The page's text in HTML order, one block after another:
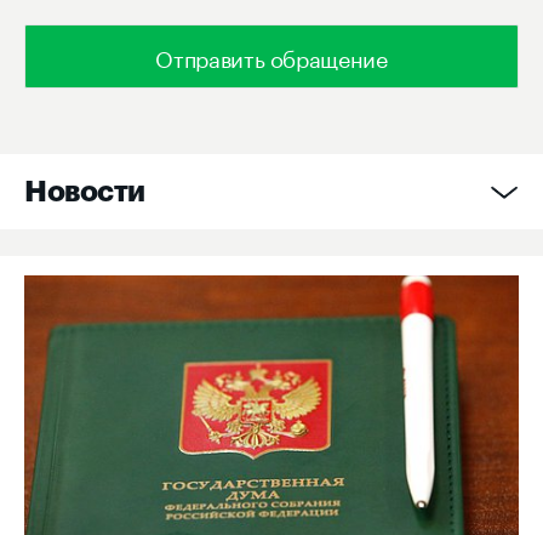
Отправить обращение
Новости